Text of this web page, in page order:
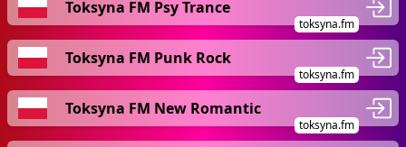
Toksyna FM Psy Trance
toksyna.fm
Toksyna FM Punk Rock
toksyna.fm
Toksyna FM New Romantic
toksyna.fm